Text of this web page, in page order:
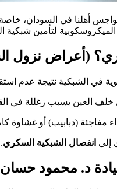
أهلنا في السودان،
لتأمين شبكية
(أعراض نزول
في الشبكية نتيجة
خلف العين يسبب زغللة في
مفاجئة (دبابيب) أو غشاوة
إلى انفصال الشبكية السكري.
د. محمود حسان